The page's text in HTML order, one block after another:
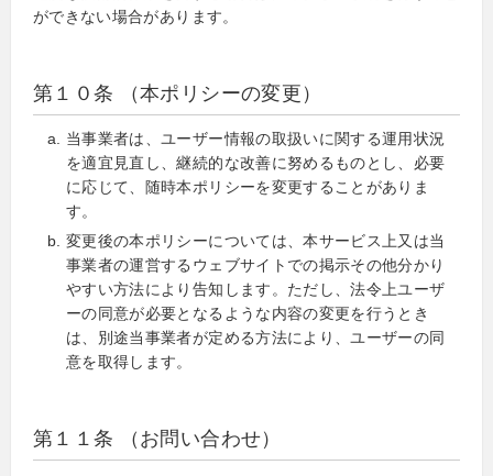
ができない場合があります。
第１０条 （本ポリシーの変更）
当事業者は、ユーザー情報の取扱いに関する運用状況
を適宜見直し、継続的な改善に努めるものとし、必要
に応じて、随時本ポリシーを変更することがありま
す。
変更後の本ポリシーについては、本サービス上又は当
事業者の運営するウェブサイトでの掲示その他分かり
やすい方法により告知します。ただし、法令上ユーザ
ーの同意が必要となるような内容の変更を行うとき
は、別途当事業者が定める方法により、ユーザーの同
意を取得します。
第１１条 （お問い合わせ）